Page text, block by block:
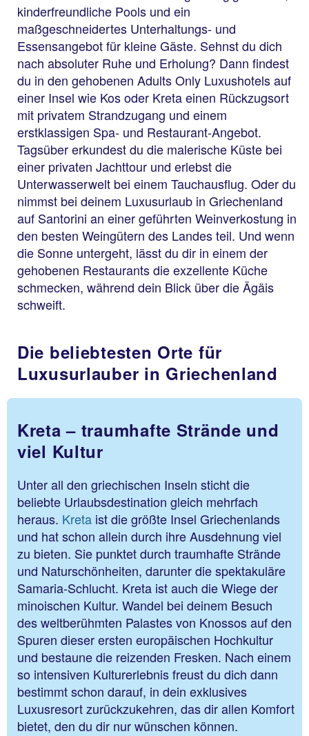
kinderfreundliche Pools und ein
maßgeschneidertes Unterhaltungs- und
Essensangebot für kleine Gäste. Sehnst du dich
nach absoluter Ruhe und Erholung? Dann findest
du in den gehobenen Adults Only Luxushotels auf
einer Insel wie Kos oder Kreta einen Rückzugsort
mit privatem Strandzugang und einem
erstklassigen Spa- und Restaurant-Angebot.
Tagsüber erkundest du die malerische Küste bei
einer privaten Jachttour und erlebst die
Unterwasserwelt bei einem Tauchausflug. Oder du
nimmst bei deinem Luxusurlaub in Griechenland
auf Santorini an einer geführten Weinverkostung in
den besten Weingütern des Landes teil. Und wenn
die Sonne untergeht, lässt du dir in einem der
gehobenen Restaurants die exzellente Küche
schmecken, während dein Blick über die Ägäis
schweift.
Die beliebtesten Orte für
Luxusurlauber in Griechenland
Kreta – traumhafte Strände und
viel Kultur
Unter all den griechischen Inseln sticht die
beliebte Urlaubsdestination gleich mehrfach
heraus. Kreta ist die größte Insel Griechenlands
und hat schon allein durch ihre Ausdehnung viel
zu bieten. Sie punktet durch traumhafte Strände
und Naturschönheiten, darunter die spektakuläre
Samaria-Schlucht. Kreta ist auch die Wiege der
minoischen Kultur. Wandel bei deinem Besuch
des weltberühmten Palastes von Knossos auf den
Spuren dieser ersten europäischen Hochkultur
und bestaune die reizenden Fresken. Nach einem
so intensiven Kulturerlebnis freust du dich dann
bestimmt schon darauf, in dein exklusives
Luxusresort zurückzukehren, das dir allen Komfort
bietet, den du dir nur wünschen können.